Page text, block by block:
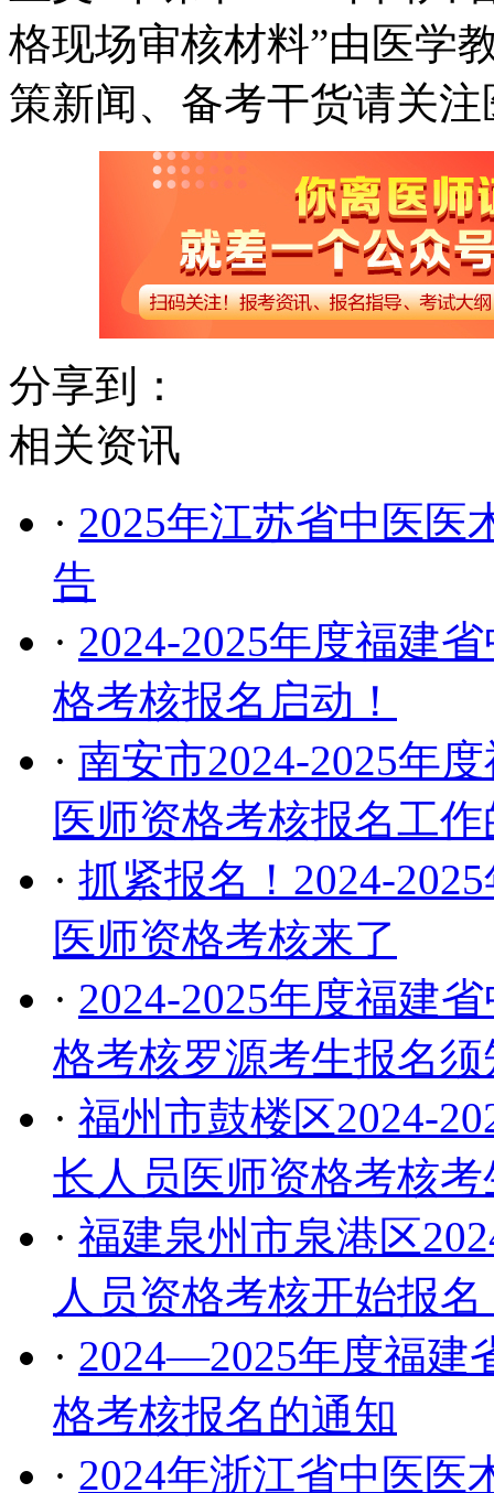
格现场审核材料”由医学
策新闻、备考干货请关
分享到：
相关资讯
· 2025年江苏省中医医
告
· 2024-2025年度福建
格考核报名启动！
· 南安市2024-2025年
医师资格考核报名工
· 抓紧报名！2024-
医师资格考核来了
· 2024-2025年度福建
格考核罗源考生报名须
· 福州市鼓楼区2024-
长人员医师资格考核
· 福建泉州市泉港区
人员资格考核开始报名
· 2024—2025年度福建
格考核报名的通知
· 2024年浙江省中医医